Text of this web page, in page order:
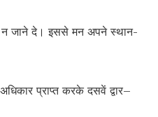
न जाने दे। इससे मन अपने स्थान-
प्राप्त करके दसवें द्वार–